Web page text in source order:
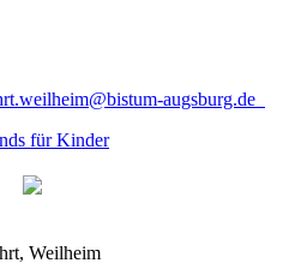
augsburg.de
für Kinder
Weilheim